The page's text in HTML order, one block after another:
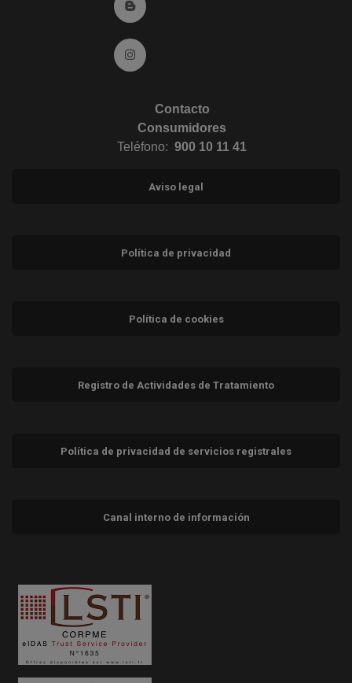
Ir al Blog (abre en ventana nueva)
Ir a Instagram (abre en ventana nueva)
Contacto
Consumidores
Teléfono: 900 10 11 41
Aviso legal
Política de privacidad
Política de cookies
Registro de Actividades de Tratamiento
Política de privacidad de servicios registrales
Canal interno de información